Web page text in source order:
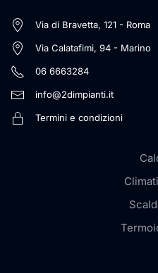
Via di Bravetta, 121 - Roma
Via Calatafimi, 94 - Marino
06 6663284
info@2dimpianti.it
Termini e condizioni